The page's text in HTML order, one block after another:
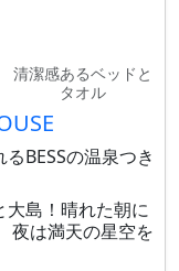
清潔感あるベッドと
タオル
BESSの温泉つき
大島！晴れた朝に
夜は満天の星空を